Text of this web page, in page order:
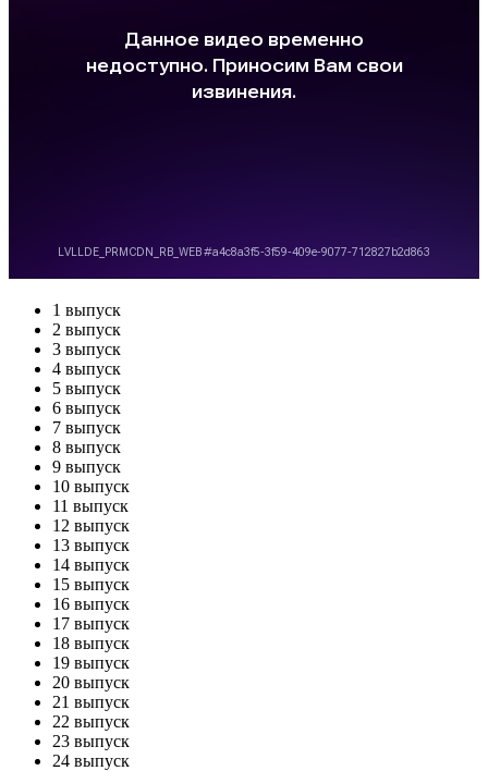
1 выпуск
2 выпуск
3 выпуск
4 выпуск
5 выпуск
6 выпуск
7 выпуск
8 выпуск
9 выпуск
10 выпуск
11 выпуск
12 выпуск
13 выпуск
14 выпуск
15 выпуск
16 выпуск
17 выпуск
18 выпуск
19 выпуск
20 выпуск
21 выпуск
22 выпуск
23 выпуск
24 выпуск